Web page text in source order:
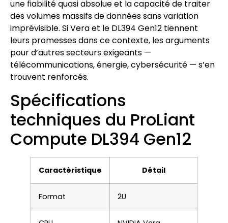
une fiabilité quasi absolue et la capacité de traiter
des volumes massifs de données sans variation
imprévisible. Si Vera et le DL394 Gen12 tiennent
leurs promesses dans ce contexte, les arguments
pour d’autres secteurs exigeants —
télécommunications, énergie, cybersécurité — s’en
trouvent renforcés.
Spécifications
techniques du ProLiant
Compute DL394 Gen12
Caractéristique Détail
Format 2U